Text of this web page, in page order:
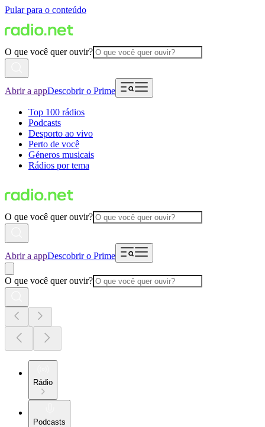
Pular para o conteúdo
O que você quer ouvir?
Abrir a appDescobrir o Prime
Top 100 rádios
Podcasts
Desporto ao vivo
Perto de você
Géneros musicais
Rádios por tema
O que você quer ouvir?
Abrir a appDescobrir o Prime
O que você quer ouvir?
Rádio
Podcasts